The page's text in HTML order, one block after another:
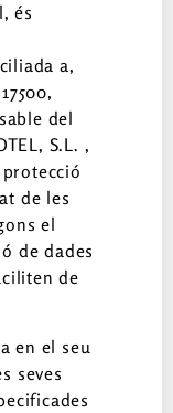
és
a,
del
S.L. ,
de les
el
de dades
de
en el seu
seves